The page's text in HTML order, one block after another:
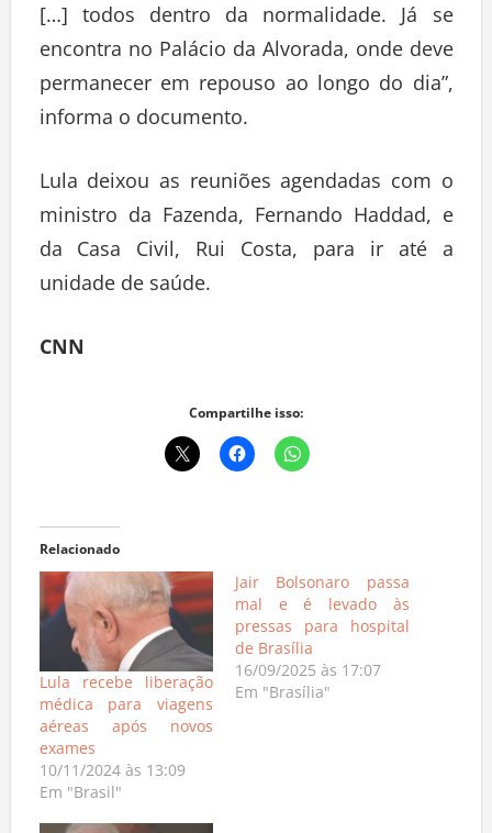
[…] todos dentro da normalidade. Já se
encontra no Palácio da Alvorada, onde deve
permanecer em repouso ao longo do dia”,
informa o documento.
Lula deixou as reuniões agendadas com o
ministro da Fazenda, Fernando Haddad, e
da Casa Civil, Rui Costa, para ir até a
unidade de saúde.
CNN
Compartilhe isso:
Relacionado
Lula recebe liberação
médica para viagens
aéreas após novos
exames
10/11/2024 às 13:09
Em "Brasil"
Jair Bolsonaro passa
mal e é levado às
pressas para hospital
de Brasília
16/09/2025 às 17:07
Em "Brasília"